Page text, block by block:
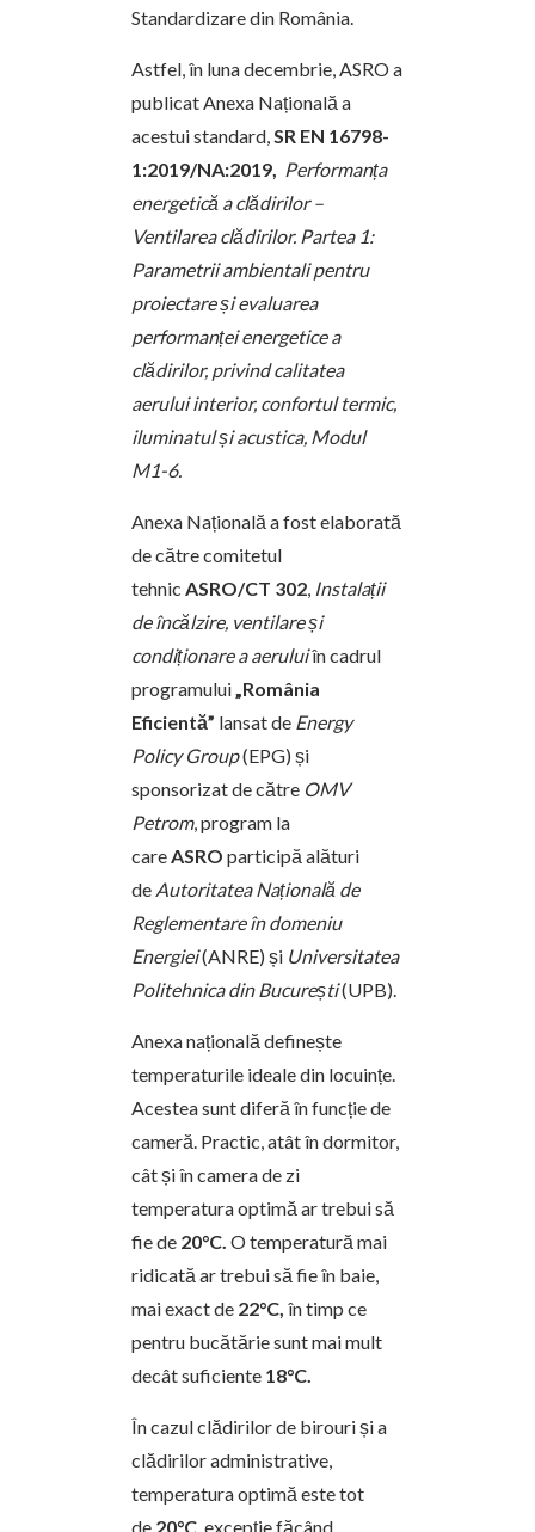
Standardizare din România.
Astfel, în luna decembrie, ASRO a
publicat Anexa Națională a
acestui standard,SR EN 16798-
1:2019/NA:2019, Performanța
energetică a clădirilor –
Ventilarea clădirilor. Partea 1:
Parametrii ambientali pentru
proiectare și evaluarea
performanței energetice a
clădirilor, privind calitatea
aerului interior, confortul termic,
iluminatul și acustica, Modul
M1-6.
Anexa Națională a fost elaborată
de către comitetul
tehnic ASRO/CT 302, Instalații
de încălzire, ventilare și
condiționare a aeruluiîn cadrul
programului„România
Eficientă” lansat de Energy
Policy Group(EPG) și
sponsorizat de către OMV
Petrom, program la
careASRO participă alături
de Autoritatea Națională de
Reglementare în domeniu
Energiei(ANRE) și Universitatea
Politehnica din București(UPB).
Anexa națională definește
temperaturile ideale din locuințe.
Acestea sunt diferă în funcție de
cameră. Practic, atât în dormitor,
cât și în camera de zi
temperatura optimă ar trebui să
fie de 20°C. O temperatură mai
ridicată ar trebui să fie în baie,
mai exact de 22°C, în timp ce
pentru bucătărie sunt mai mult
decât suficiente 18°C.
În cazul clădirilor de birouri și a
clădirilor administrative,
temperatura optimă este tot
de 20°C , excepție făcând